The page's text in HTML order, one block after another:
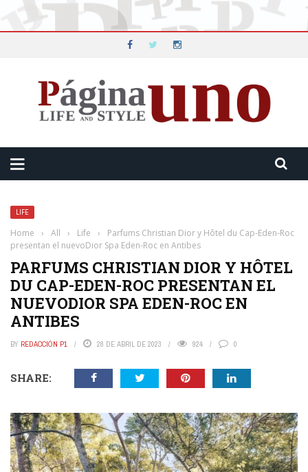
LIFE
Home › All › Life ›
Parfums Christian Dior y Hôtel du Cap-Eden-Roc
presentan el nuevoDior Spa Eden-Roc en Antibes
PARFUMS CHRISTIAN DIOR Y HÔTEL
DU CAP-EDEN-ROC PRESENTAN EL
NUEVODIOR SPA EDEN-ROC EN
ANTIBES
BY REDACCIÓN P1 28 DE ABRIL DE 2023 924 0
SHARE: